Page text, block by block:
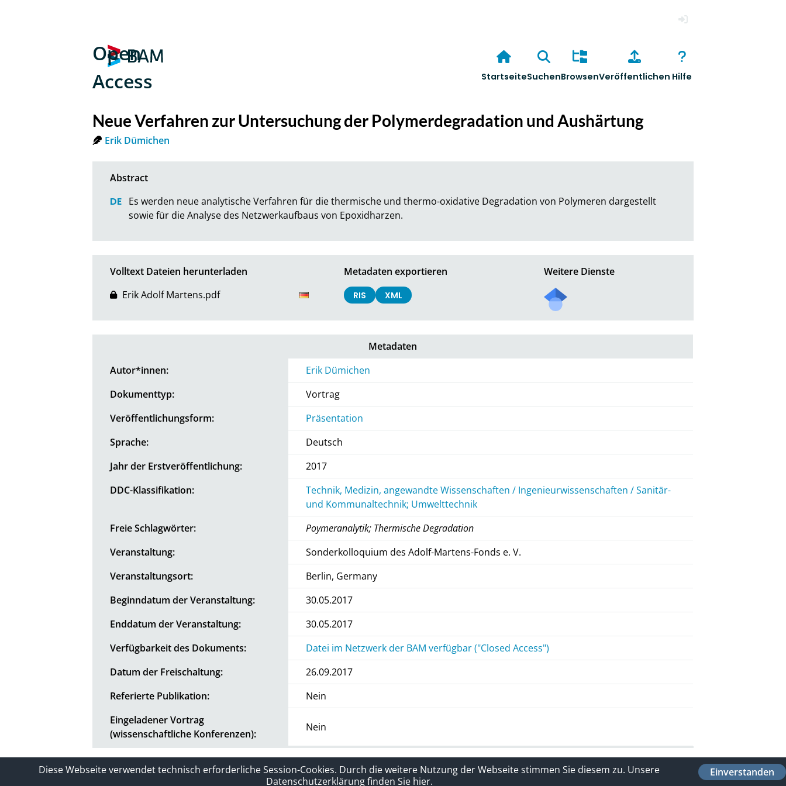
Open
Access
StartseiteSuchenBrowsenVeröffentlichen Hilfe
Neue Verfahren zur Untersuchung der Polymerdegradation und Aushärtung
Erik Dümichen
Es werden neue analytische Verfahren für die thermische und thermo-oxidative Degradation von Polymeren dargestellt
sowie für die Analyse des Netzwerkaufbaus von Epoxidharzen.
Volltext Dateien herunterladen
Erik Adolf Martens.pdf
Metadaten exportieren
RIS XML
Weitere Dienste
Metadaten
Autor*innen:
Erik Dümichen
Dokumenttyp:
Vortrag
Veröffentlichungsform:
Präsentation
Sprache:
Deutsch
Jahr der Erstveröffentlichung:
2017
DDC-Klassifikation:
Technik, Medizin, angewandte Wissenschaften / Ingenieurwissenschaften / Sanitär-
und Kommunaltechnik; Umwelttechnik
Freie Schlagwörter:
Poymeranalytik; Thermische Degradation
Veranstaltung:
Sonderkolloquium des Adolf-Martens-Fonds e. V.
Veranstaltungsort:
Berlin, Germany
Beginndatum der Veranstaltung:
30.05.2017
Enddatum der Veranstaltung:
30.05.2017
Verfügbarkeit des Dokuments:
Datei im Netzwerk der BAM verfügbar ("Closed Access")
Datum der Freischaltung:
26.09.2017
Referierte Publikation:
Nein
Eingeladener Vortrag
(wissenschaftliche Konferenzen):
Nein
Kontakt Impressum / Datenschutzerklärung Sitelinks Einverstanden
Diese Webseite verwendet technisch erforderliche Session-Cookies. Durch die weitere Nutzung der Webseite stimmen Sie diesem zu. Unsere
Datenschutzerklärung finden Sie hier.